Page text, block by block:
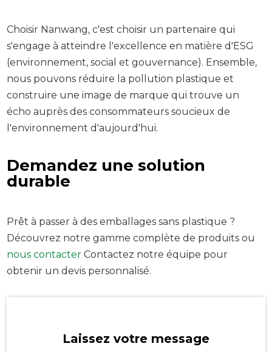
Choisir Nanwang, c'est choisir un partenaire qui
s'engage à atteindre l'excellence en matière d'ESG
(environnement, social et gouvernance). Ensemble,
nous pouvons réduire la pollution plastique et
construire une image de marque qui trouve un
écho auprès des consommateurs soucieux de
l'environnement d'aujourd'hui.
Demandez une solution
durable
Prêt à passer à des emballages sans plastique ?
Découvrez notre gamme complète de produits ou
nous contacter Contactez notre équipe pour
obtenir un devis personnalisé.
Laissez votre message